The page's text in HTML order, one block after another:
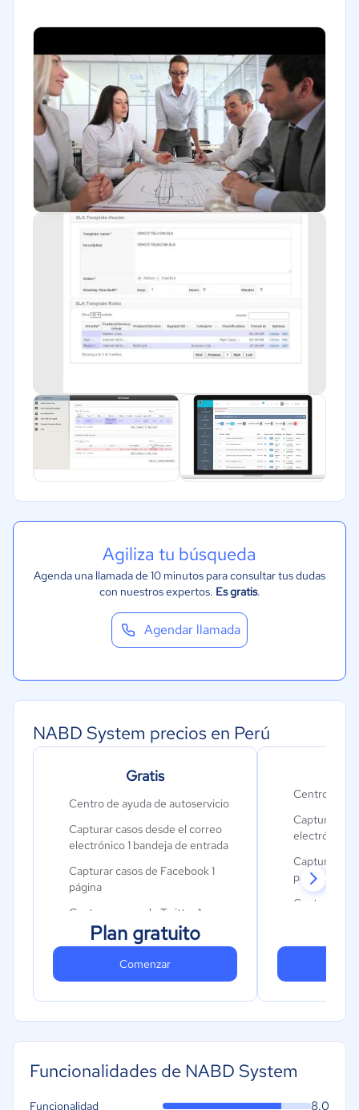
Seguros
Farmacéutica
Software / TI
Telecomunicaciones
Financiera
Alimentaria
Salud
Manufactura
Marketing y Comunicación
Agiliza tu búsqueda
Agenda una llamada de 10 minutos para consultar tus dudas
con nuestros expertos. Es gratis.
Agendar llamada
NABD System precios en Perú
Gratis
Centro de ayuda de autoservicio
Capturar casos desde el correo
electrónico 1 bandeja de entrada
Capturar casos de Facebook 1
página
Capturar casos de Twitter 1
cuenta
1 canal de StopDesk
Plan gratuito
Comenzar
Centro de
Capturar
electrónico
Capturar
páginas
Capturar
Aplicaciones
Funcionalidades de NABD System
Funcionalidad 8.0